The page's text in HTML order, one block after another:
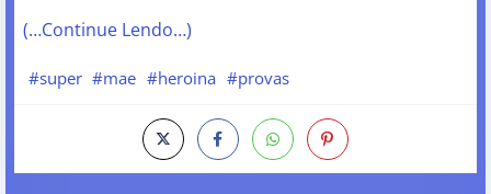
(…Continue Lendo…)
#super #mae #heroina #provas